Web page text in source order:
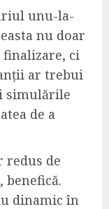
unu-la-
nu doar
finalizare, ci
ar trebui
simulările
de a
de
benefică.
dinamic în